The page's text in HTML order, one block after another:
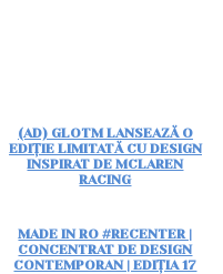
(AD) GLOTM LANSEAZĂ O
EDIȚIE LIMITATĂ CU DESIGN
INSPIRAT DE MCLAREN
RACING
MADE IN RO #RECENTER |
CONCENTRAT DE DESIGN
CONTEMPORAN | EDIȚIA 17